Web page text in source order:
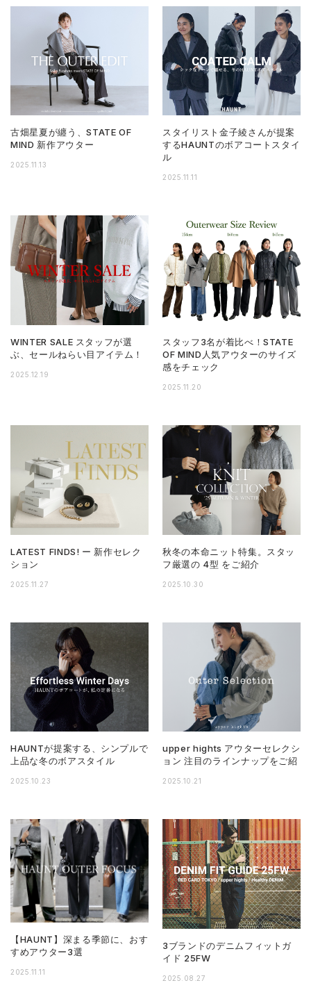
古畑星夏が纏う、STATE OF
MIND 新作アウター
2025.11.13
スタイリスト金子綾さんが提案
するHAUNTのボアコートスタイ
ル
2025.11.11
WINTER SALE スタッフが選
ぶ、セールねらい目アイテム！
2025.12.19
スタッフ3名が着比べ！STATE
OF MIND人気アウターのサイズ
感をチェック
2025.11.20
LATEST FINDS! ー 新作セレク
ション
2025.11.27
秋冬の本命ニット特集。スタッ
フ厳選の 4型 をご紹介
2025.10.30
HAUNTが提案する、シンプルで
上品な冬のボアスタイル
2025.10.23
upper hights アウターセレクシ
ョン 注目のラインナップをご紹
2025.10.21
【HAUNT】深まる季節に、おす
すめアウター3選
2025.11.11
3ブランドのデニムフィットガ
イド 25FW
2025.08.27